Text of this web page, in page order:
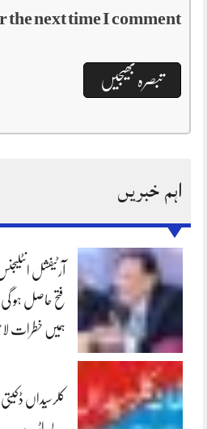
the next time I comment.
اہم خبریں
آرٹیفشل
ہمیں خطرات